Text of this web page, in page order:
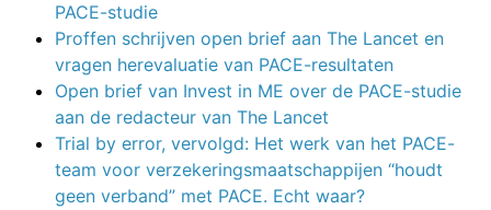
PACE-studie
Proffen schrijven open brief aan The Lancet en
vragen herevaluatie van PACE-resultaten
Open brief van Invest in ME over de PACE-studie
aan de redacteur van The Lancet
Trial by error, vervolgd: Het werk van het PACE-
team voor verzekeringsmaatschappijen “houdt
geen verband” met PACE. Echt waar?